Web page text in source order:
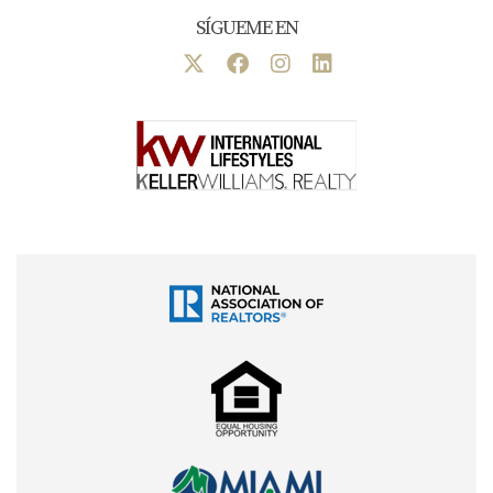
El mercado es competitivo:
Buenas propiedades se venden rápido
Necesitas actuar rápido y decisivo
A veces precios sobre asking price
Aquí es donde te ayudo:Como Realtor local, sé qué
Distancia de la Playa
20-30 minutos a Miami Beach (sin tráfico)
30-45 minutos con tráfico
No es un paseo rápido después del trabajo
Doral tiene excelentes piscinas comunitarias
SÍGUEME EN